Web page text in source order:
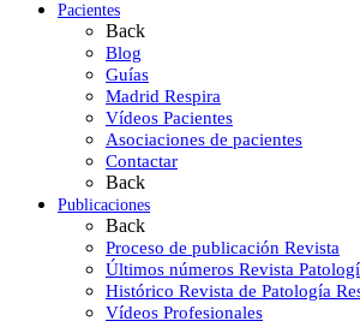
Pacientes
Back
Blog
Guías
Madrid Respira
Vídeos Pacientes
Asociaciones de pacientes
Contactar
Back
Publicaciones
Back
Proceso de publicación Revista
Últimos números Revista
Histórico Revista de Patología
Vídeos Profesionales